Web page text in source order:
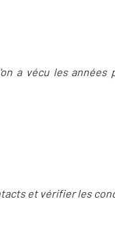
a vécu les
et vérifier les